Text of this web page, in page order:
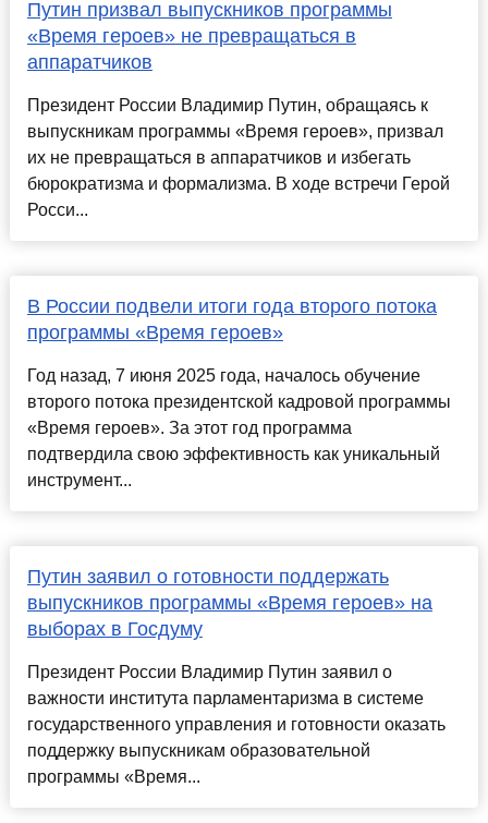
Путин призвал выпускников программы
«Время героев» не превращаться в
аппаратчиков
Президент России Владимир Путин, обращаясь к
выпускникам программы «Время героев», призвал
их не превращаться в аппаратчиков и избегать
бюрократизма и формализма. В ходе встречи Герой
Росси...
В России подвели итоги года второго потока
программы «Время героев»
Год назад, 7 июня 2025 года, началось обучение
второго потока президентской кадровой программы
«Время героев». За этот год программа
подтвердила свою эффективность как уникальный
инструмент...
Путин заявил о готовности поддержать
выпускников программы «Время героев» на
выборах в Госдуму
Президент России Владимир Путин заявил о
важности института парламентаризма в системе
государственного управления и готовности оказать
поддержку выпускникам образовательной
программы «Время...